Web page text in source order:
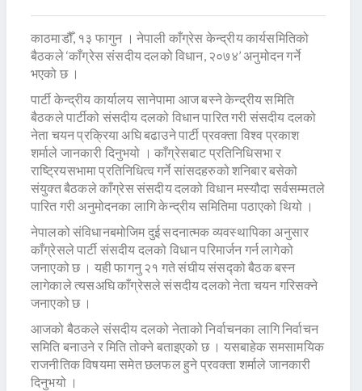
काठमाडौँ, १३ फागुन । नेपाली काँग्रेस केन्द्रीय कार्यसमितिको
बैठकले ‘काँग्रेस संसदीय दलको विधान, २०७४’ अनुमोदन गर्ने
भएको छ ।
पार्टी केन्द्रीय कार्यालय सानेपामा आज बस्ने केन्द्रीय समिति
बैठकले पार्टीको संसदीय दलको विधान पारित गरी संसदीय दलको
नेता चयन प्रक्रिया अघि बढाउने पार्टी प्रवक्ता विश्व प्रकाश
शर्माले जानकारी दिनुभयो । काँग्रेसबाट प्रतिनिधिसभा र
राष्ट्रियसभामा प्रतिनिधित्व गर्ने सांसदहरुको शनिबार बसेको
संयुक्त बैठकले काँग्रेस संसदीय दलको विधान मस्यौदा सर्वसम्मतले
पारित गरी अनुमोदनका लागि केन्द्रीय समितिमा पठाएको थियो ।
नेपालको संविधानबमोजिम दुई सदनात्मक व्यवस्थापिका अनुसार
काँग्रेसले पार्टी संसदीय दलको विधान परिमार्जन गर्न लागेको
जनाएको छ । यही फागनु २१ गते संघीय संसद्को बैठक बस्न
लागेकाले त्यसअघि काँग्रेसले संसदीय दलको नेता चयन गरिसक्ने
जनाएको छ ।
आजको बैठकले संसदीय दलको नेताको निर्वाचनका लागि निर्वाचन
समिति बनाउने र मिति तोक्ने बताइएको छ । यसबाहेक समसामयिक
राजनीतिक विषयमा समेत छलफल हुने प्रवक्ता शर्माले जानकारी
दिनुभयो ।